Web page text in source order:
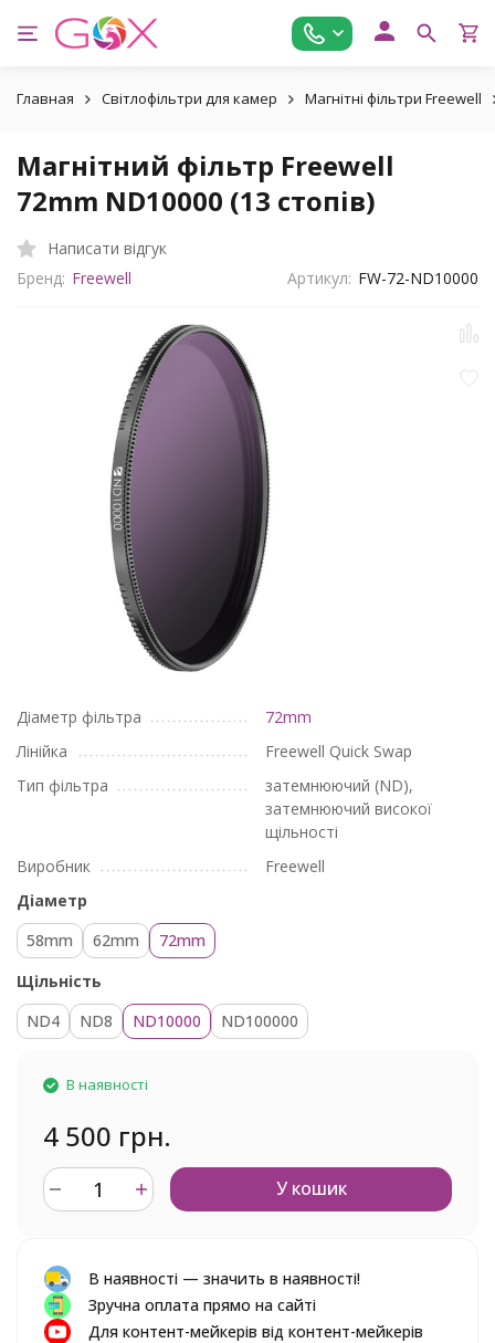
Главная Світлофільтри для камер Магнітні фільтри Freewell
Магнітний фільтр Freewell
72mm ND10000 (13 стопів)
Написати відгук
Бренд: Freewell Артикул: FW-72-ND10000
Діаметр фільтра
72mm
Лінійка
Freewell Quick Swap
Тип фільтра
затемнюючий (ND),
затемнюючий високої
щільності
Виробник
Freewell
Діаметр
58mm
62mm
72mm
Щільність
ND4
ND8 ND10000 ND100000
В наявності
4 500 грн.
У кошик
В наявності — значить в наявності!
Зручна оплата прямо на сайті
Для контент-мейкерів від контент-мейкерів